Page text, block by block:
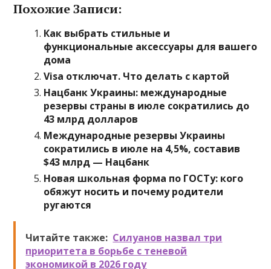
Похожие Записи:
Как выбрать стильные и
функциональные аксессуары для вашего
дома
Visa отключат. Что делать с картой
Нацбанк Украины: международные
резервы страны в июле сократились до
43 млрд долларов
Международные резервы Украины
сократились в июле на 4,5%, составив
$43 млрд — Нацбанк
Новая школьная форма по ГОСТу: кого
обяжут носить и почему родители
ругаются
Читайте также: Силуанов назвал три
приоритета в борьбе с теневой
экономикой в 2026 году